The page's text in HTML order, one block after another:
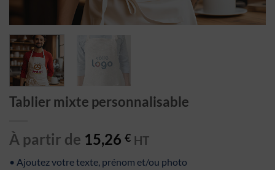
Tablier mixte personnalisable
À partir de 15,26 € HT
• Ajoutez votre texte, prénom et/ou photo